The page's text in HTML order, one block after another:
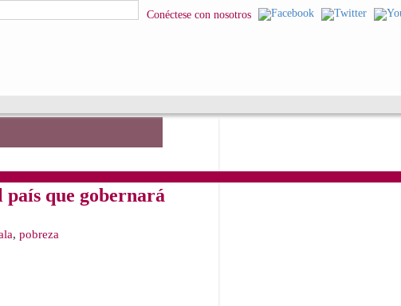
contenido
Conéctese con nosotros
que gobernará
, pobreza